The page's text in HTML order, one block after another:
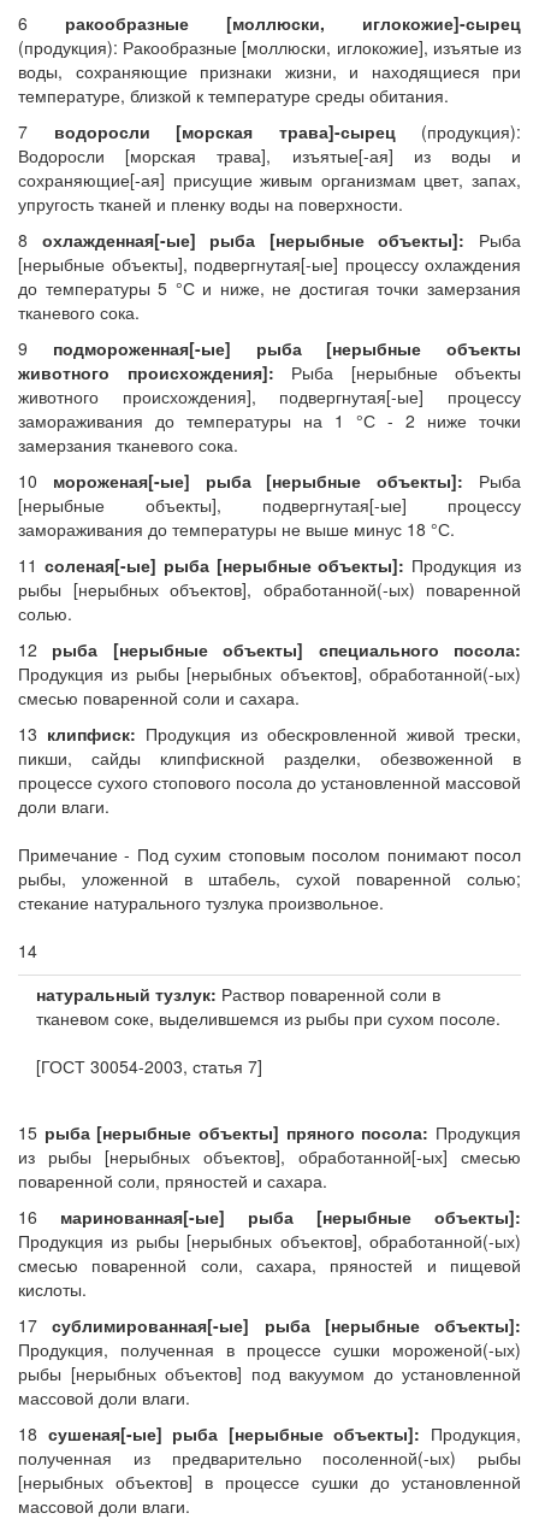
6 ракообразные [моллюски, иглокожие]-сырец
(продукция): Ракообразные [моллюски, иглокожие], изъятые из
воды, сохраняющие признаки жизни, и находящиеся при
температуре, близкой к температуре среды обитания.
7 водоросли [морская трава]-сырец(продукция):
Водоросли [морская трава], изъятые[-ая] из воды и
сохраняющие[-ая] присущие живым организмам цвет, запах,
упругость тканей и пленку воды на поверхности.
8 охлажденная[-ые] рыба [нерыбные объекты]: Рыба
[нерыбные объекты], подвергнутая[-ые] процессу охлаждения
до температуры 5 °С и ниже, не достигая точки замерзания
тканевого сока.
9 подмороженная[-ые] рыба [нерыбные объекты
животного происхождения]: Рыба [нерыбные объекты
животного происхождения], подвергнутая[-ые] процессу
замораживания до температуры на 1 °С - 2 ниже точки
замерзания тканевого сока.
10 мороженая[-ые] рыба [нерыбные объекты]: Рыба
[нерыбные объекты], подвергнутая[-ые] процессу
замораживания до температуры не выше минус 18 °С.
11 соленая[-ые] рыба [нерыбные объекты]: Продукция из
рыбы [нерыбных объектов], обработанной(-ых) поваренной
солью.
12 рыба [нерыбные объекты] специального посола:
Продукция из рыбы [нерыбных объектов], обработанной(-ых)
смесью поваренной соли и сахара.
13 клипфиск: Продукция из обескровленной живой трески,
пикши, сайды клипфискной разделки, обезвоженной в
процессе сухого стопового посола до установленной массовой
доли влаги.
Примечание - Под сухим стоповым посолом понимают посол
рыбы, уложенной в штабель, сухой поваренной солью;
стекание натурального тузлука произвольное.
14
натуральный тузлук: Раствор поваренной соли в
тканевом соке, выделившемся из рыбы при сухом посоле.
[ГОСТ 30054-2003, статья 7]
15 рыба [нерыбные объекты] пряного посола: Продукция
из рыбы [нерыбных объектов], обработанной[-ых] смесью
поваренной соли, пряностей и сахара.
16 маринованная[-ые] рыба [нерыбные объекты]:
Продукция из рыбы [нерыбных объектов], обработанной(-ых)
смесью поваренной соли, сахара, пряностей и пищевой
кислоты.
17сублимированная[-ые] рыба [нерыбные объекты]:
Продукция, полученная в процессе сушки мороженой(-ых)
рыбы [нерыбных объектов] под вакуумом до установленной
массовой доли влаги.
18 сушеная[-ые] рыба [нерыбные объекты]: Продукция,
полученная из предварительно посоленной(-ых) рыбы
[нерыбных объектов] в процессе сушки до установленной
массовой доли влаги.